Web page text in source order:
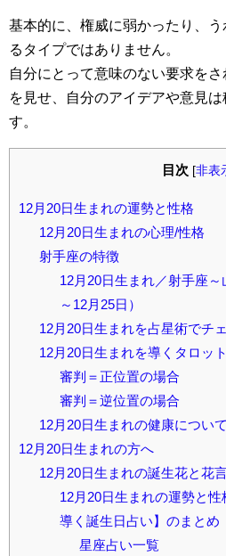
基本的に、権威に弱かったり、
るタイプではありません。
自分にとって意味のない要求を
を見せ、自分のアイデアや意見
す。
目次 [非表
12月20日生まれの運勢と性格
12月20日生まれの心理/性格
射手座の特徴
12月20日生まれ／射手座
～12月25日）
12月20日生まれを占星術でチ
12月20日生まれを導くタロッ
審判＝正位置の場合
審判＝逆位置の場合
12月20日生まれの健康について
12月20日生まれの方へ
12月20日生まれの誕生花と花
12月20日生まれの運勢と
導く誕生日占い】のまとめ
星座占い一覧